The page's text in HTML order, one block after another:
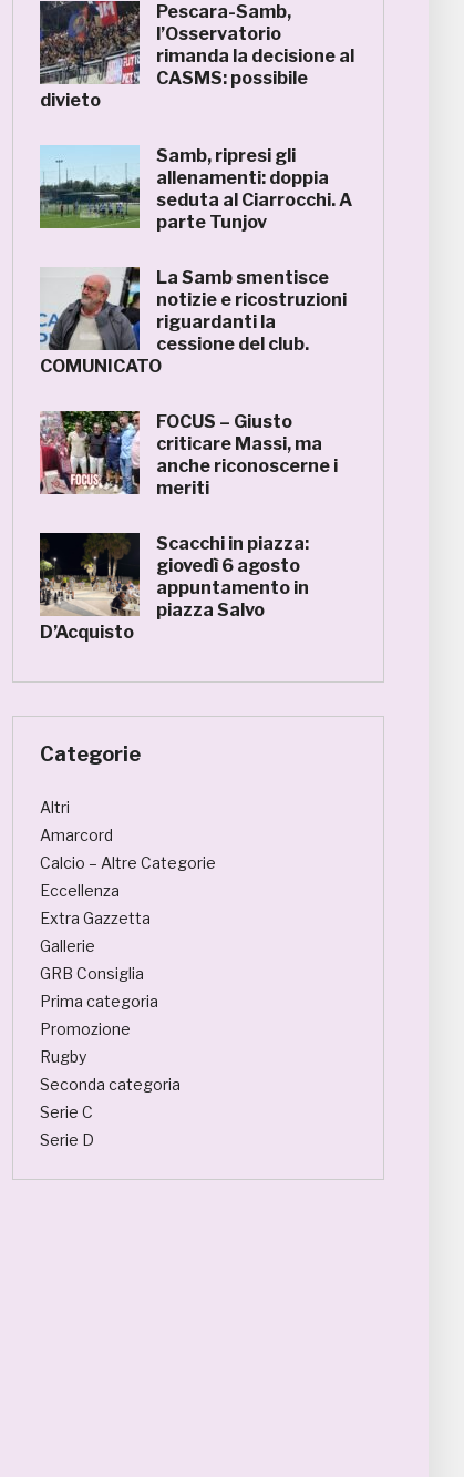
Pescara-Samb,
l’Osservatorio
rimanda la decisione al
CASMS: possibile
divieto
Samb, ripresi gli
allenamenti: doppia
seduta al Ciarrocchi. A
parte Tunjov
La Samb smentisce
notizie e ricostruzioni
riguardanti la
cessione del club.
COMUNICATO
FOCUS – Giusto
criticare Massi, ma
anche riconoscerne i
meriti
Scacchi in piazza:
giovedì 6 agosto
appuntamento in
piazza Salvo
D’Acquisto
Categorie
Altri
Amarcord
Calcio – Altre Categorie
Eccellenza
Extra Gazzetta
Gallerie
GRB Consiglia
Prima categoria
Promozione
Rugby
Seconda categoria
Serie C
Serie D